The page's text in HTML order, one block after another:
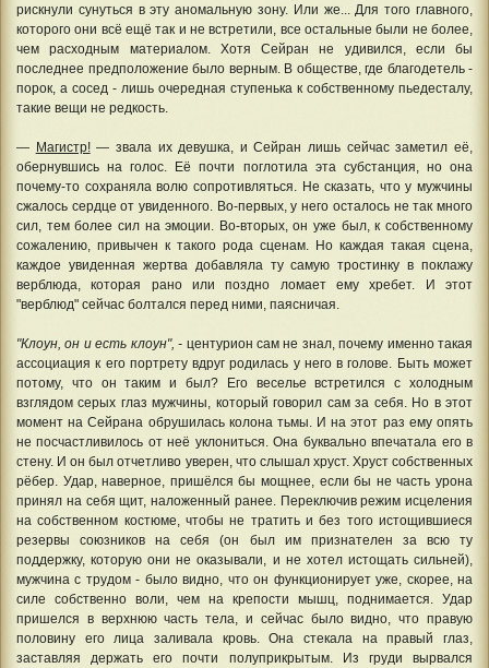
рискнули сунуться в эту аномальную зону. Или же... Для того главного,
которого они всё ещё так и не встретили, все остальные были не более,
чем расходным материалом. Хотя Сейран не удивился, если бы
последнее предположение было верным. В обществе, где благодетель -
порок, а сосед - лишь очередная ступенька к собственному пьедесталу,
такие вещи не редкость.
— Магистр!— звала их девушка, и Сейран лишь сейчас заметил её,
обернувшись на голос. Её почти поглотила эта субстанция, но она
почему-то сохраняла волю сопротивляться. Не сказать, что у мужчины
сжалось сердце от увиденного. Во-первых, у него осталось не так много
сил, тем более сил на эмоции. Во-вторых, он уже был, к собственному
сожалению, привычен к такого рода сценам. Но каждая такая сцена,
каждое увиденная жертва добавляла ту самую тростинку в поклажу
верблюда, которая рано или поздно ломает ему хребет. И этот
"верблюд" сейчас болтался перед ними, паясничая.
"Клоун, он и есть клоун", - центурион сам не знал, почему именно такая
ассоциация к его портрету вдруг родилась у него в голове. Быть может
потому, что он таким и был? Его веселье встретился с холодным
взглядом серых глаз мужчины, который говорил сам за себя. Но в этот
момент на Сейрана обрушилась колона тьмы. И на этот раз ему опять
не посчастливилось от неё уклониться. Она буквально впечатала его в
стену. И он был отчетливо уверен, что слышал хруст. Хруст собственных
рёбер. Удар, наверное, пришёлся бы мощнее, если бы не часть урона
принял на себя щит, наложенный ранее. Переключив режим исцеления
на собственном костюме, чтобы не тратить и без того истощившиеся
резервы союзников на себя (он был им признателен за всю ту
поддержку, которую они не оказывали, и не хотел истощать сильней),
мужчина с трудом - было видно, что он функционирует уже, скорее, на
силе собственно воли, чем на крепости мышц, поднимается. Удар
пришелся в верхнюю часть тела, и сейчас было видно, что правую
половину его лица заливала кровь. Она стекала на правый глаз,
заставляя держать его почти полуприкрытым. Из груди вырвался